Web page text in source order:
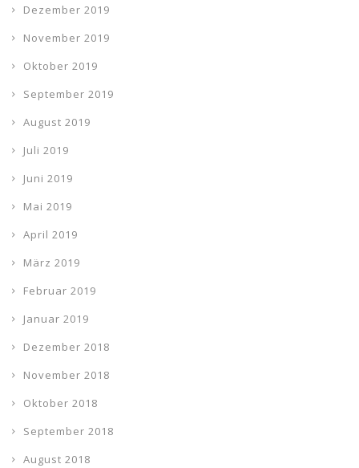
Dezember 2019
November 2019
Oktober 2019
September 2019
August 2019
Juli 2019
Juni 2019
Mai 2019
April 2019
März 2019
Februar 2019
Januar 2019
Dezember 2018
November 2018
Oktober 2018
September 2018
August 2018